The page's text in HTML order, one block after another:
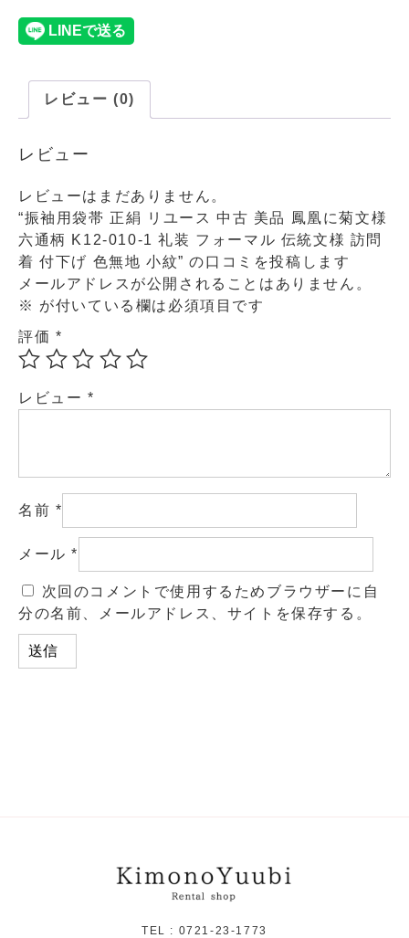
レビュー (0)
レビュー
レビューはまだありません。
“振袖用袋帯 正絹 リユース 中古 美品 鳳凰に菊文様
六通柄 K12-010-1 礼装 フォーマル 伝統文様 訪問
着 付下げ 色無地 小紋” の口コミを投稿します
メールアドレスが公開されることはありません。
※ が付いている欄は必須項目です
評価 *
レビュー *
名前 *
メール*
次回のコメントで使用するためブラウザーに自
分の名前、メールアドレス、サイトを保存する。
TEL : 0721-23-1773